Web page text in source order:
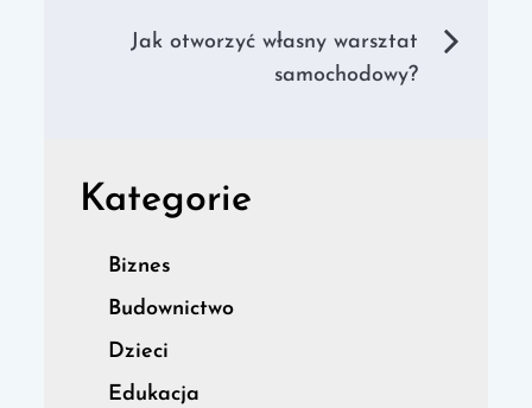
wpisu
Jak otworzyć własny warsztat
samochodowy?
Kategorie
Biznes
Budownictwo
Dzieci
Edukacja